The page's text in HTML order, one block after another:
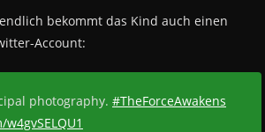
bekommt das Kind auch einen
Account:
photography. #TheForceAwakens